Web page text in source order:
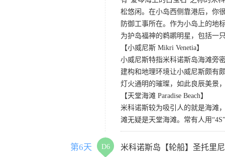
松悠闲。在小岛西侧靠港后，你
防御工事所在。作为小岛上的地
为护岛福神的鹈鹕明星，包括一
【小威尼斯 Mikri Venetia】
小威尼斯特指米科诺斯岛海滩旁
建构和地理环境让小威尼斯颇有
灯火通明的璀璨，如此良辰美景
【天堂海滩 Paradise Beach】
米科诺斯较为吸引人的就是海滩
滩无疑是天堂海滩。常有人用
第6天 D6 米科诺斯岛【轮船】圣托里